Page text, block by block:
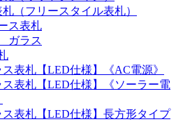
（フリースタイル表札）
ス表札
ガラス
ス表札【LED仕様】《AC電源》
ス表札【LED仕様】《ソーラー電
ス表札【LED仕様】長方形タイプ